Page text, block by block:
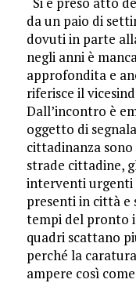
da un paio di
dovuti in parte
negli anni è
approfondita e
riferisce il
Dall’incontro è
oggetto di
cittadinanza sono
strade cittadine,
interventi urgenti
presenti in città e
tempi del pronto
quadri scattano
perché la
ampere così